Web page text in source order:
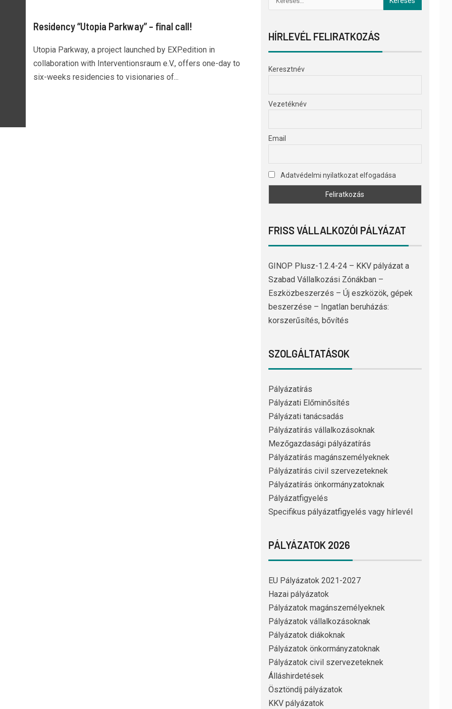
Residency “Utopia Parkway” – final call!
Utopia Parkway, a project launched by EXP.edition in
collaboration with Interventionsraum e.V., offers one-day to
six-weeks residencies to visionaries of...
HÍRLEVÉL FELIRATKOZÁS
Keresztnév
Vezetéknév
Email
Adatvédelmi nyilatkozat elfogadása
FRISS VÁLLALKOZÓI PÁLYÁZAT
GINOP Plusz-1.2.4-24 – KKV pályázat a
Szabad Vállalkozási Zónákban –
Eszközbeszerzés – Új eszközök, gépek
beszerzése – Ingatlan beruházás:
korszerűsítés, bővítés
SZOLGÁLTATÁSOK
Pályázatírás
Pályázati Előminősítés
Pályázati tanácsadás
Pályázatírás vállalkozásoknak
Mezőgazdasági pályázatírás
Pályázatírás magánszemélyeknek
Pályázatírás civil szervezeteknek
Pályázatírás önkormányzatoknak
Pályázatfigyelés
Specifikus pályázatfigyelés vagy hírlevél
PÁLYÁZATOK 2026
EU Pályázatok 2021-2027
Hazai pályázatok
Pályázatok magánszemélyeknek
Pályázatok vállalkozásoknak
Pályázatok diákoknak
Pályázatok önkormányzatoknak
Pályázatok civil szervezeteknek
Álláshirdetések
Ösztöndíj pályázatok
KKV pályázatok